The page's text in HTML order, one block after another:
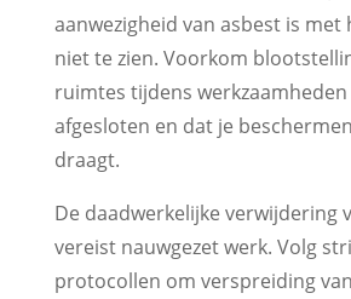
aanwezigheid van asbest is
niet te zien. Voorkom
ruimtes tijdens werkzaamheden
afgesloten en dat je
draagt.
De daadwerkelijke verwijdering
vereist nauwgezet werk. Volg
protocollen om verspreiding